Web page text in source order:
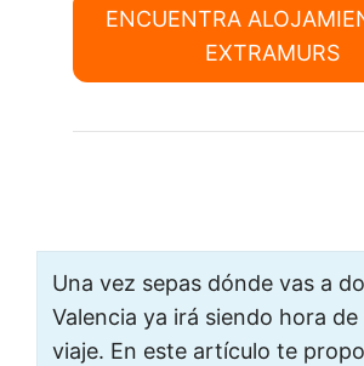
ENCUENTRA
EXTRAMURS
Una vez sepas dónde vas a
Valencia ya irá siendo hora
viaje. En este artículo te